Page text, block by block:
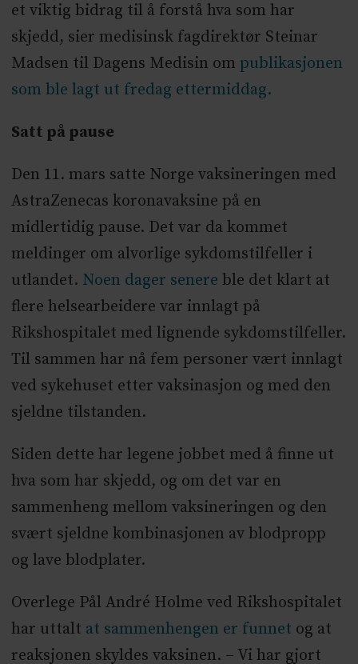
et viktig bidrag til å forstå hva som har
skjedd, sier medisinsk fagdirektør Steinar
Madsen til Dagens Medisin om publikasjonen
som ble lagt ut fredag ettermiddag.
Satt på pause
Den 11. mars satte Norge vaksineringen med
AstraZenecas koronavaksine på en
midlertidig pause. Det var da kommet
meldinger om alvorlige sykdomstilfeller i
utlandet. Noen dager senere ble det klart at
flere helsearbeidere var innlagt på
Rikshospitalet med lignende sykdomstilfeller.
Til sammen har nå fem personer vært innlagt
ved sykehuset etter vaksinasjon og med den
sjeldne tilstanden.
Siden dette har legene jobbet med å finne ut
hva som har skjedd, og om det var en
sammenheng mellom vaksineringen og den
svært sjeldne kombinasjonen av blodpropp
og lave blodplater.
Overlege Pål André Holme ved Rikshospitalet
har uttalt at sammenhengen er funnet og at
reaksjonen skyldes vaksinen. – Vi har gjort